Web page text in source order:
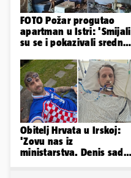
FOTO Požar progutao
apartman u Istri: 'Smijali
su se i pokazivali srednji
Obitelj Hrvata u Irskoj:
'Zovu nas iz
ministarstva. Denis sada